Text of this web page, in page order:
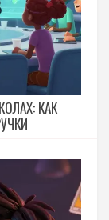
КАК